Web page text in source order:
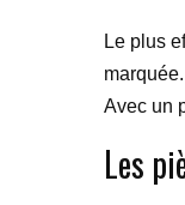
Le plus
Avec un
Les